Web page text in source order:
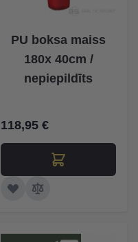
PU boksa maiss
180x 40cm /
nepiepildīts
118,95 €